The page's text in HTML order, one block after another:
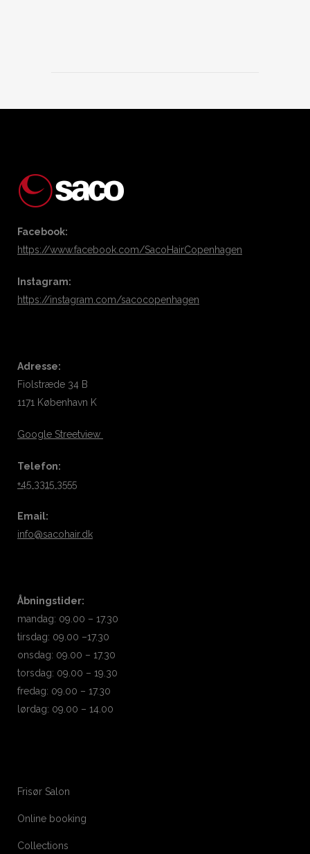
Facebook:
https://www.facebook.com/SacoHairCopenhagen
Instagram:
https://instagram.com/sacocopenhagen
Adresse:
Fiolstræde 34 B
1171 København K
Google Streetview
Telefon:
+45 3315 3555
Email:
info@sacohair.dk
Åbningstider:
mandag: 09.00 – 17.30
tirsdag: 09.00 –17.30
onsdag: 09.00 – 17.30
torsdag: 09.00 – 19.30
fredag: 09.00 – 17.30
lørdag: 09.00 – 14.00
Frisør Salon
Online booking
Collections